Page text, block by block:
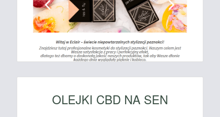
OLEJKI CBD NA SEN